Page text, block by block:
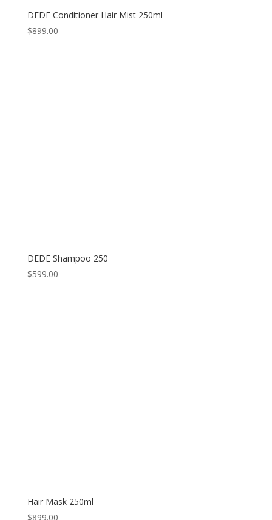
DEDE Conditioner Hair Mist 250ml
$899.00
DEDE Shampoo 250
$599.00
Hair Mask 250ml
$899.00